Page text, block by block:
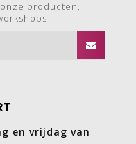
producten,
en vrijdag van